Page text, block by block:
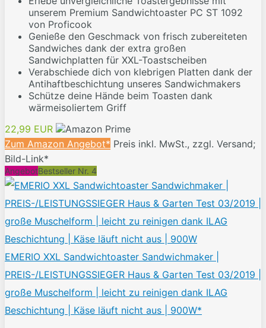
unserem Premium Sandwichtoaster PC ST 1092
von Proficook
Genieße den Geschmack von frisch zubereiteten
Sandwiches dank der extra großen
Sandwichplatten für XXL-Toastscheiben
Verabschiede dich von klebrigen Platten dank der
Antihaftbeschichtung unseres Sandwichmakers
Schütze deine Hände beim Toasten dank
wärmeisoliertem Griff
22,99 EUR
Zum Amazon Angebot* Preis inkl. MwSt., zzgl. Versand;
Bild-Link*
AngebotBestseller Nr. 4
EMERIO XXL Sandwichtoaster Sandwichmaker |
PREIS-/LEISTUNGSSIEGER Haus & Garten Test 03/2019 |
große Muschelform | leicht zu reinigen dank ILAG
Beschichtung | Käse läuft nicht aus | 900W*